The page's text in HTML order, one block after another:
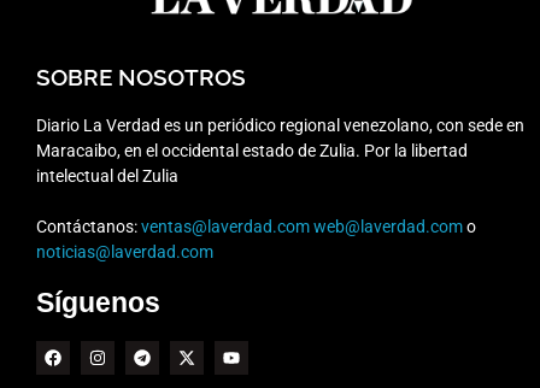
SOBRE NOSOTROS
Diario La Verdad es un periódico regional venezolano, con sede en
Maracaibo, en el occidental estado de Zulia. Por la libertad
intelectual del Zulia
Contáctanos:ventas@laverdad.comweb@laverdad.como
noticias@laverdad.com
Síguenos